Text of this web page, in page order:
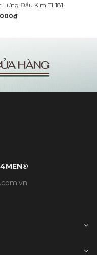
Lưng Đầu Kim TL181